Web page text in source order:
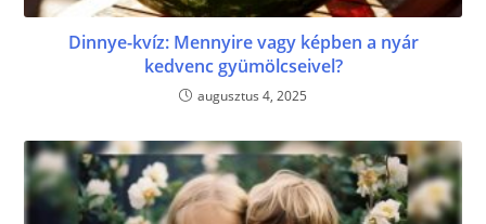
Dinnye-kvíz: Mennyire vagy képben a nyár
kedvenc gyümölcseivel?
augusztus 4, 2025